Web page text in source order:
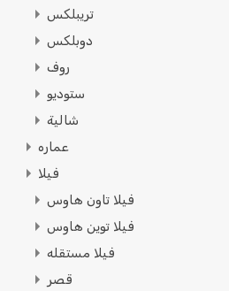
تريبلكس
دوبلكس
روف
ستوديو
شالية
عماره
فيلا
فيلا تاون هاوس
فيلا توين هاوس
فيلا مستقله
قصر